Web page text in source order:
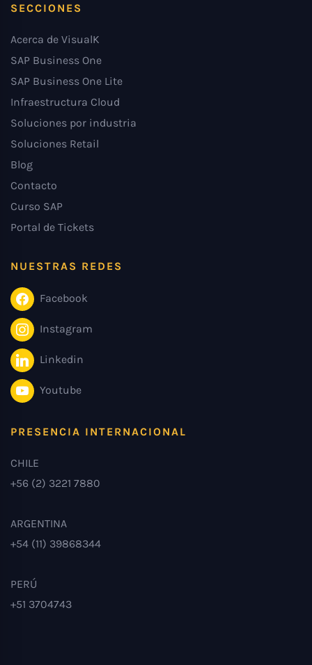
SECCIONES
Acerca de VisualK
SAP Business One
SAP Business One Lite
Infraestructura Cloud
Soluciones por industria
Soluciones Retail
Blog
Contacto
Curso SAP
Portal de Tickets
NUESTRAS REDES
Facebook
Instagram
Linkedin
Youtube
PRESENCIA INTERNACIONAL
CHILE
+56 (2) 3221 7880
ARGENTINA
+54 (11) 39868344
PERÚ
+51 3704743